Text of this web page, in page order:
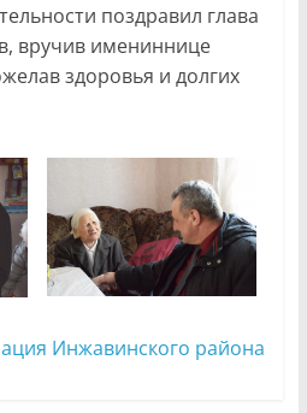
поздравил глава
вручив имениннице
здоровья и долгих
Инжавинского района